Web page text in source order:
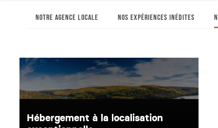
NOTRE AGENCE LOCALE NOS EXPÉRIENCES INÉDITES
Hébergement à la localisation